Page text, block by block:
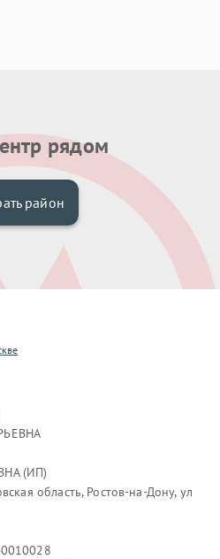
рядом
район
(ИП)
область, Ростов-на-Дону, ул